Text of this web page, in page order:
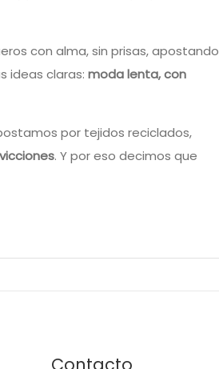
con alma, sin prisas, apostando
ideas claras: moda lenta, con
por tejidos reciclados,
. Y por eso decimos que